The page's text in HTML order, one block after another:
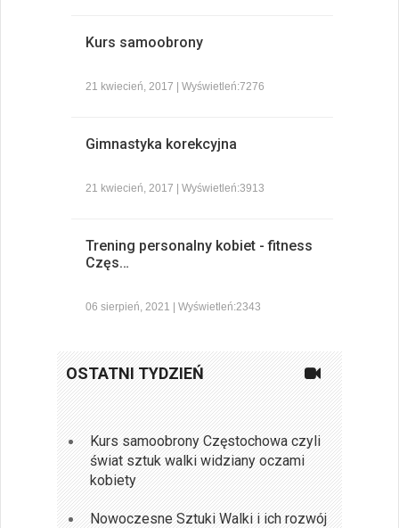
Kurs samoobrony
21 kwiecień, 2017 | Wyświetleń:7276
Gimnastyka korekcyjna
21 kwiecień, 2017 | Wyświetleń:3913
Trening personalny kobiet - fitness
Częs…
06 sierpień, 2021 | Wyświetleń:2343
OSTATNI TYDZIEŃ
Kurs samoobrony Częstochowa czyli
świat sztuk walki widziany oczami
kobiety
Nowoczesne Sztuki Walki i ich rozwój